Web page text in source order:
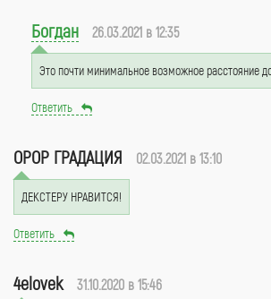
Богдан 26.03.2021 в 12:35
Это почти минимальное возможное расстояние
Ответить
ОРОР ГРАДАЦИЯ 02.03.2021 в 13:10
ДЕКСТЕРУ НРАВИТСЯ!
Ответить
4elovek 31.10.2020 в 15:46